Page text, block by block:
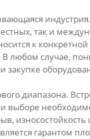
так и
к
случае,
диапазона.
выборе
гарантом